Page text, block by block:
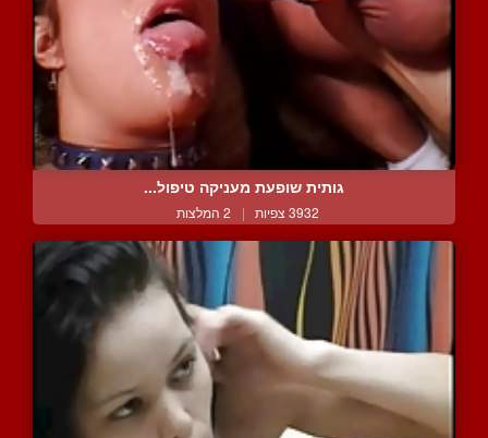
גותית שופעת מעניקה טיפול...
3932 צפיות | 2 המלצות